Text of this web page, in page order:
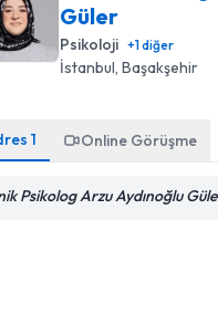
Güler
Psikoloji +1diğer
İstanbul , Başakşehir
1 Online Görüşme
Psikolog Arzu Aydınoğlu